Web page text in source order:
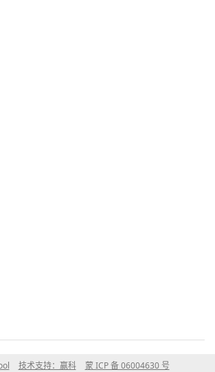
技术支持：赢科 蒙 ICP 备 06004630 号